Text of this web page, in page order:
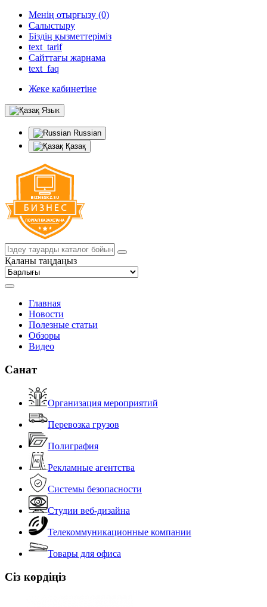
Менің отырғызу (0)
Салыстыру
Біздің қызметтеріміз
text_tarif
Сайттағы жарнама
text_faq
Жеке кабинетіне
Язык
Russian
Қазақ
Қаланы таңдаңыз
Главная
Новости
Полезные статьи
Обзоры
Видео
Санат
Организация мероприятий
Перевозка грузов
Полиграфия
Рекламные агентства
Системы безопасности
Студии веб-дизайна
Телекоммуникационные компании
Товары для офиса
Сіз көрдіңіз